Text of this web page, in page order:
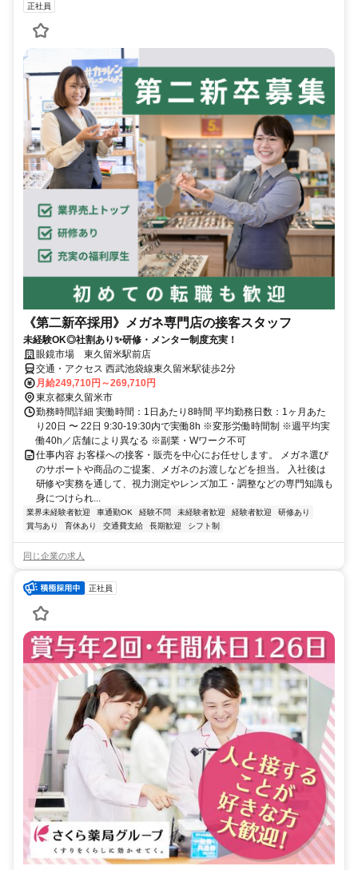
正社員
《第二新卒採用》メガネ専門店の接客スタッフ
未経験OK◎社割あり✨研修・メンター制度充実！
眼鏡市場 東久留米駅前店
交通・アクセス 西武池袋線東久留米駅徒歩2分
月給249,710円～269,710円
東京都東久留米市
勤務時間詳細 実働時間：1日あたり8時間 平均勤務日数：1ヶ月あた
り20日 〜 22日 9:30-19:30内で実働8h ※変形労働時間制 ※週平均実
働40h／店舗により異なる ※副業・Wワーク不可
仕事内容 お客様への接客・販売を中心にお任せします。 メガネ選び
のサポートや商品のご提案、メガネのお渡しなどを担当。 入社後は
研修や実務を通して、視力測定やレンズ加工・調整などの専門知識も
身につけられ...
業界未経験者歓迎 車通勤OK 経験不問 未経験者歓迎 経験者歓迎
研修あり
賞与あり
育休あり 交通費支給 長期歓迎 シフト制
同じ企業の求人
正社員